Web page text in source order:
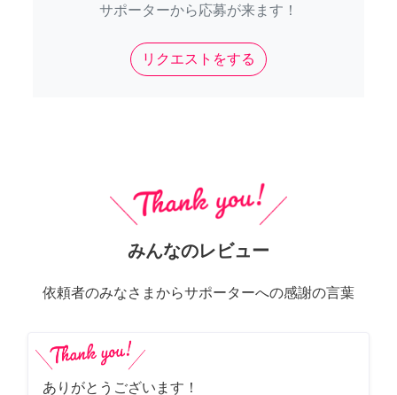
サポーターから応募が来ます！
リクエストをする
みんなのレビュー
依頼者のみなさまからサポーターへの感謝の言葉
ありがとうございます！